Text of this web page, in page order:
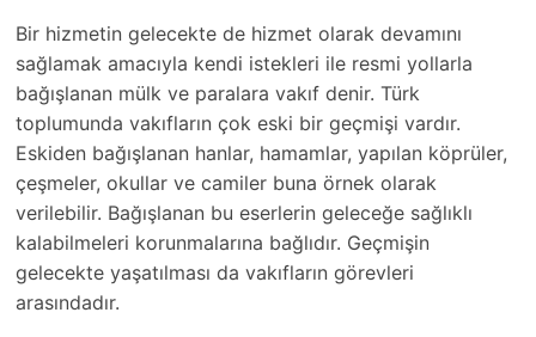
Bir hizmetin gelecekte de hizmet olarak devamını
sağlamak amacıyla kendi istekleri ile resmi yollarla
bağışlanan mülk ve paralara vakıf denir. Türk
toplumunda vakıfların çok eski bir geçmişi vardır.
Eskiden bağışlanan hanlar, hamamlar, yapılan köprüler,
çeşmeler, okullar ve camiler buna örnek olarak
verilebilir. Bağışlanan bu eserlerin geleceğe sağlıklı
kalabilmeleri korunmalarına bağlıdır. Geçmişin
gelecekte yaşatılması da vakıfların görevleri
arasındadır.